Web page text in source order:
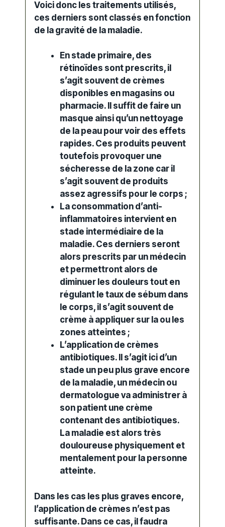
Voici donc les traitements utilisés,
ces derniers sont classés en fonction
de la gravité de la maladie.
En stade primaire, des
rétinoïdes sont prescrits, il
s’agit souvent de crèmes
disponibles en magasins ou
pharmacie. Il suffit de faire un
masque ainsi qu’un nettoyage
de la peau pour voir des effets
rapides. Ces produits peuvent
toutefois provoquer une
sécheresse de la zone car il
s’agit souvent de produits
assez agressifs pour le corps ;
La consommation d’anti-
inflammatoires intervient en
stade intermédiaire de la
maladie. Ces derniers seront
alors prescrits par un médecin
et permettront alors de
diminuer les douleurs tout en
régulant le taux de sébum dans
le corps, il s’agit souvent de
crème à appliquer sur la ou les
zones atteintes ;
L’application de crèmes
antibiotiques. Il s’agit ici d’un
stade un peu plus grave encore
de la maladie, un médecin ou
dermatologue va administrer à
son patient une crème
contenant des antibiotiques.
La maladie est alors très
douloureuse physiquement et
mentalement pour la personne
atteinte.
Dans les cas les plus graves encore,
l’application de crèmes n’est pas
suffisante. Dans ce cas, il faudra